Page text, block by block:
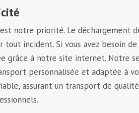
notre priorité. Le déchargement
incident. Si vous avez besoin
grâce à notre site internet. Notre
personnalisée et adaptée à
assurant un transport de